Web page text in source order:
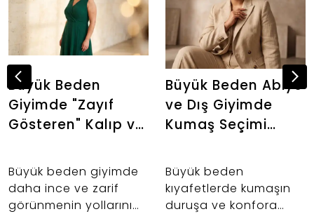
Büyük Beden
Giyimde "Zayıf
Gösteren" Kalıp ve
Oranı Keşfedin
Büyük beden giyimde
daha ince ve zarif
görünmenin yollarını
Büyük Beden Abiye
ve Dış Giyimde
Kumaş Seçimi
Büyük beden
kıyafetlerde kumaşın
duruşa ve konfora